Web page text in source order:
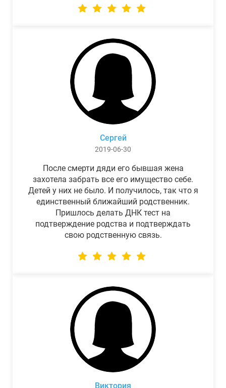
Сергей
2019-06-30
После смерти дяди его бывшая жена
захотела забрать все его имущество себе.
Детей у них не было. И получилось, так что я
единственный ближайший родственник.
Пришлось делать ДНК тест на
подтверждение родства и подтверждать
свою родственную связь.
Виктория